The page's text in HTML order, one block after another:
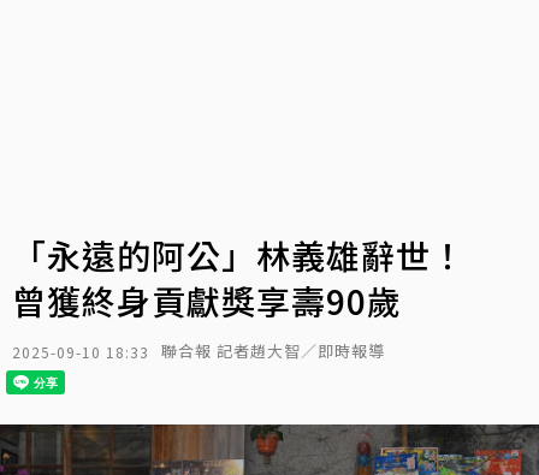
「永遠的阿公」林義雄辭世！
曾獲終身貢獻獎享壽90歲
2025-09-10 18:33 聯合報 記者趙大智／即時報導